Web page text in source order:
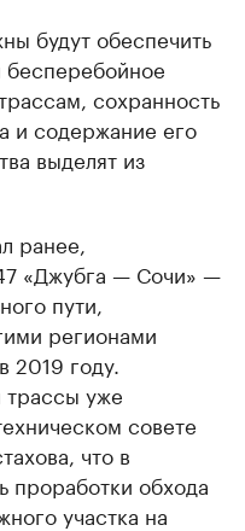
будут обеспечить
бесперебойное
сохранность
и содержание его
выделят из
ранее,
«Джубга — Сочи» —
пути,
регионами
в 2019 году.
уже
совете
что в
проработки обхода
участка на